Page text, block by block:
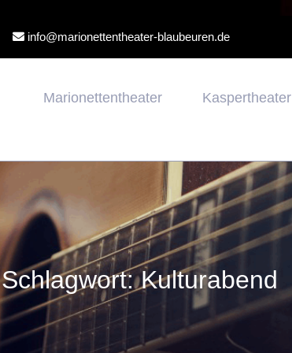
info@marionettentheater-blaubeuren.de
Marionettentheater Kaspertheater
Schlagwort:Kulturabend